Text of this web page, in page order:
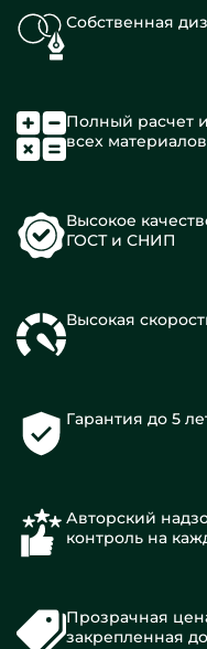
Собственная
Полный расчет
всех материалов
Высокое
ГОСТ и СНИП
Высокая
Гарантия до 5
Авторский
контроль на
Прозрачная
закрепленная